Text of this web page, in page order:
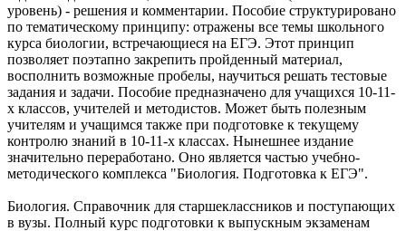
уровень) - решения и комментарии. Пособие структурировано
по тематическому принципу: отражены все темы школьного
курса биологии, встречающиеся на ЕГЭ. Этот принцип
позволяет поэтапно закрепить пройденный материал,
восполнить возможные пробелы, научиться решать тестовые
задания и задачи. Пособие предназначено для учащихся 10-11-
х классов, учителей и методистов. Может быть полезным
учителям и учащимся также при подготовке к текущему
контролю знаний в 10-11-х классах. Нынешнее издание
значительно переработано. Оно является частью учебно-
методического комплекса "Биология. Подготовка к ЕГЭ".
Биология. Справочник для старшеклассников и поступающих
в вузы. Полный курс подготовки к выпускным экзаменам